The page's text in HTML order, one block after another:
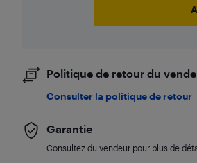
Politique de retour du
Consulter la politique de retour
Garantie
Consultez du vendeur pour plus de